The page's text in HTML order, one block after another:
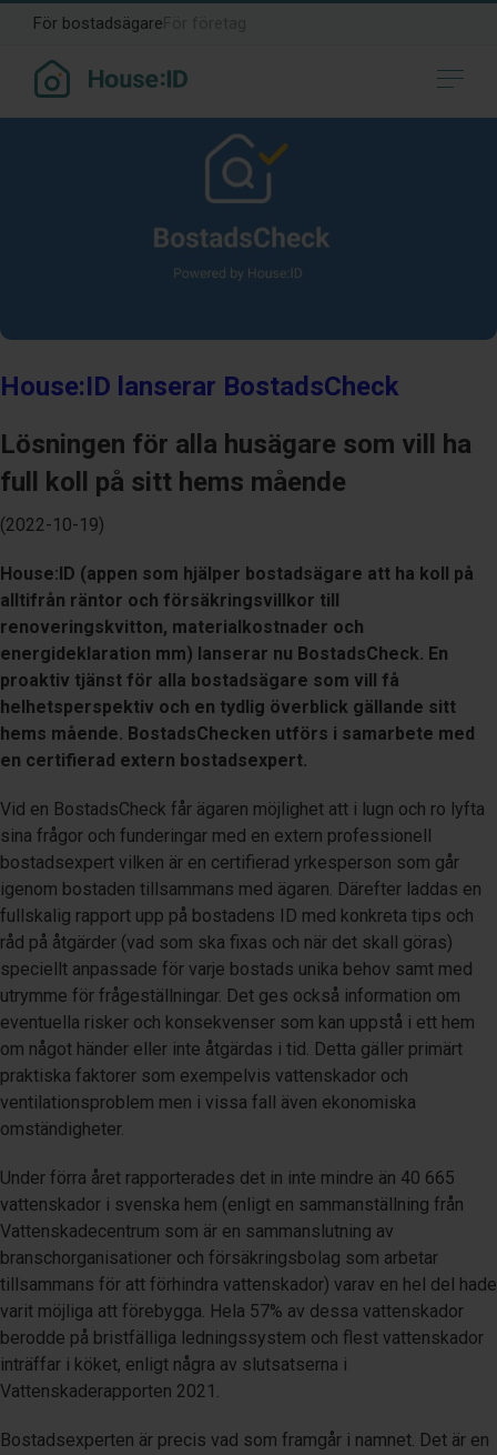
För bostadsägare
Månad:oktober 2022
House:ID lanserar BostadsCheck
Lösningen för alla husägare som vill ha
full koll på sitt hems mående
(2022-10-19)
House:ID (appen som hjälper bostadsägare att ha koll på
alltifrån räntor och försäkringsvillkor till
renoveringskvitton, materialkostnader och
energideklaration mm) lanserar nu BostadsCheck. En
proaktiv tjänst för alla bostadsägare som vill få
helhetsperspektiv och en tydlig överblick gällande sitt
hems mående. BostadsChecken utförs i samarbete med
en certifierad extern bostadsexpert.
Vid en BostadsCheck får ägaren möjlighet att i lugn och ro lyfta
sina frågor och funderingar med en extern professionell
bostadsexpert vilken är en certifierad yrkesperson som går
igenom bostaden tillsammans med ägaren. Därefter laddas en
fullskalig rapport upp på bostadens ID med konkreta tips och
råd på åtgärder (vad som ska fixas och när det skall göras)
speciellt anpassade för varje bostads unika behov samt med
utrymme för frågeställningar. Det ges också information om
eventuella risker och konsekvenser som kan uppstå i ett hem
om något händer eller inte åtgärdas i tid. Detta gäller primärt
praktiska faktorer som exempelvis vattenskador och
ventilationsproblem men i vissa fall även ekonomiska
omständigheter.
Under förra året rapporterades det in inte mindre än 40 665
vattenskador i svenska hem (enligt en sammanställning från
Vattenskadecentrum som är en sammanslutning av
branschorganisationer och försäkringsbolag som arbetar
tillsammans för att förhindra vattenskador) varav en hel del hade
varit möjliga att förebygga. Hela 57% av dessa vattenskador
berodde på bristfälliga ledningssystem och flest vattenskador
inträffar i köket, enligt några av slutsatserna i
Vattenskaderapporten 2021.
Bostadsexperten är precis vad som framgår i namnet. Det är en